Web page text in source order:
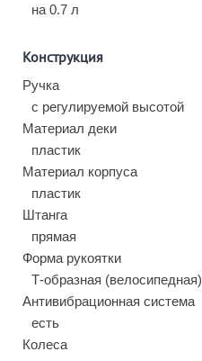
на 0.7 л
Конструкция
Ручка
с регулируемой высотой
Материал деки
пластик
Материал корпуса
пластик
Штанга
прямая
Форма рукоятки
Т-образная (велосипедная)
Антивибрационная система
есть
Колеса